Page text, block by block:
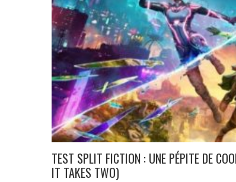
TEST SPLIT FICTION : UNE PÉPITE DE
IT TAKES TWO)